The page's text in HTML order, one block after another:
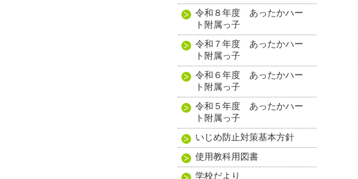
令和８年度 あったかハー
ト附属っ子
令和７年度 あったかハー
ト附属っ子
令和６年度 あったかハー
ト附属っ子
令和５年度 あったかハー
ト附属っ子
いじめ防止対策基本方針
使用教科用図書
学校だより